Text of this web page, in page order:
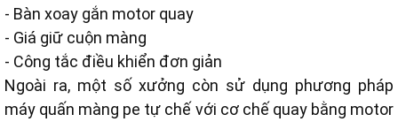
- Bàn xoay gắn motor quay
- Giá giữ cuộn màng
- Công tắc điều khiển đơn giản
Ngoài ra, một số xưởng còn sử dụng phương pháp
máy quấn màng pe tự chế với cơ chế quay bằng motor